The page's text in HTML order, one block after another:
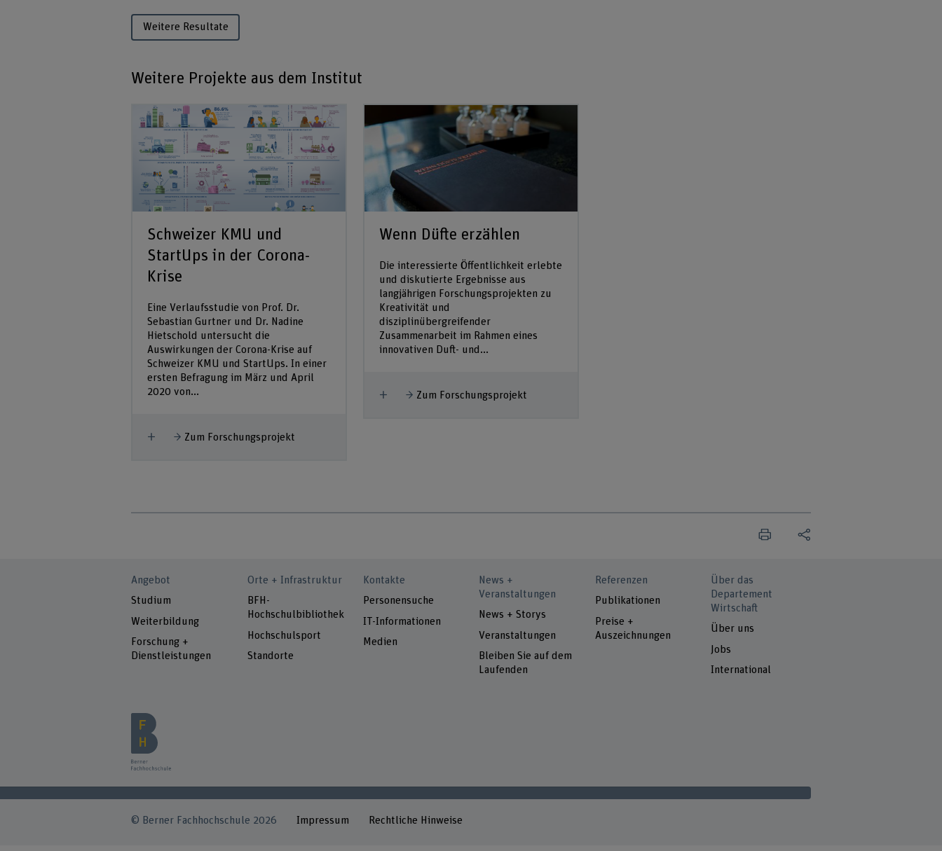
Weitere Resultate
Weitere Projekte aus dem Institut
Schweizer KMU und
StartUps in der Corona-
Krise
Eine Verlaufsstudie von Prof. Dr.
Sebastian Gurtner und Dr. Nadine
Hietschold untersucht die
Auswirkungen der Corona-Krise auf
Schweizer KMU und StartUps. In einer
ersten Befragung im März und April
2020 von...
Mehr anzeigen
Zum Forschungsprojekt
Wenn Düfte erzählen
Die interessierte Öffentlichkeit erlebte
und diskutierte Ergebnisse aus
langjährigen Forschungsprojekten zu
Kreativität und
disziplinübergreifender
Zusammenarbeit im Rahmen eines
innovativen Duft- und...
Mehr anzeigen
Zum Forschungsprojekt
Angebot
Studium
Weiterbildung
Forschung +
Dienstleistungen
Orte + Infrastruktur
BFH-
Hochschulbibliothek
Hochschulsport
Standorte
Kontakte
Personensuche
IT-Informationen
Medien
News +
Veranstaltungen
News + Storys
Veranstaltungen
Bleiben Sie auf dem
Laufenden
Referenzen
Publikationen
Preise +
Auszeichnungen
Über das
Departement
Wirtschaft
Über uns
Jobs
International
© Berner Fachhochschule 2026 Impressum Rechtliche Hinweise